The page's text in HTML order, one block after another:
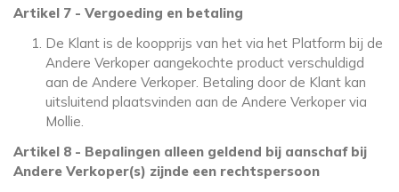
Artikel 7 - Vergoeding en betaling
De Klant is de koopprijs van het via het Platform bij de
Andere Verkoper aangekochte product verschuldigd
aan de Andere Verkoper. Betaling door de Klant kan
uitsluitend plaatsvinden aan de Andere Verkoper via
Mollie.
Artikel 8 - Bepalingen alleen geldend bij aanschaf bij
Andere Verkoper(s) zijnde een rechtspersoon